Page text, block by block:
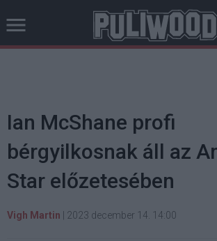
Ian McShane profi
bérgyilkosnak áll az
Star előzetesében
Vigh Martin 2023 december 14. 14:00